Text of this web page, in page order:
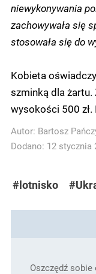
niewykonywania
zachowywała się
stosowała się do
Kobieta
szminką dla żartu.
wysokości 500 zł.
Autor: Bartosz
Dodano: 12 stycznia
#lotnisko
Oszczędź